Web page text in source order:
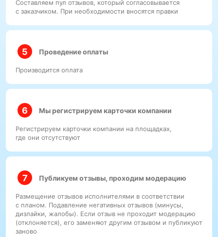
Составляем пул отзывов, который согласовывается
с заказчиком. При необходимости вносятся правки
Проведение оплаты
Производится оплата
Мы регистрируем карточки компании
Регистрируем карточки компании на площадках,
где они отсутствуют
Публикуем отзывы, проходим модерацию
Размещение отзывов исполнителями в соответствии
с планом. Подавление негативных отзывов (минусы,
дизлайки, жалобы). Если отзыв не проходит модерацию
(отклоняется), его заменяют другим отзывом и публикуют
заново